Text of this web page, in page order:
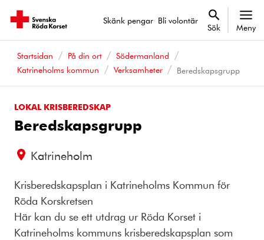
Skänk pengar Bli volontär
Sök Meny
Startsidan På din ort
Södermanland
Katrineholms kommun
Verksamheter Beredskapsgrupp
LOKAL KRISBEREDSKAP
Beredskapsgrupp
Katrineholm
Krisberedskapsplan i Katrineholms Kommun för
Röda Korskretsen
Här kan du se ett utdrag ur Röda Korset i
Katrineholms kommuns krisberedskapsplan som